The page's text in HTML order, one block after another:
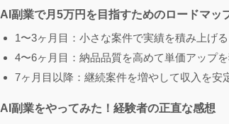
AI副業で月5万円を目指すためのロードマッ
1〜3ヶ月目：小さな案件で実績を積み上げる
4〜6ヶ月目：納品品質を高めて単価アップを
7ヶ月目以降：継続案件を増やして収入を安
AI副業をやってみた！経験者の正直な感想